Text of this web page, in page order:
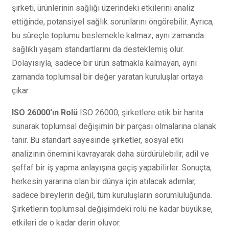
şirketi, ürünlerinin sağlığı üzerindeki etkilerini analiz
ettiğinde, potansiyel sağlık sorunlarını öngörebilir. Ayrıca,
bu süreçle toplumu beslemekle kalmaz, aynı zamanda
sağlıklı yaşam standartlarını da desteklemiş olur.
Dolayısıyla, sadece bir ürün satmakla kalmayan, aynı
zamanda toplumsal bir değer yaratan kuruluşlar ortaya
çıkar.
ISO 26000'ın Rolü ISO 26000, şirketlere etik bir harita
sunarak toplumsal değişimin bir parçası olmalarına olanak
tanır. Bu standart sayesinde şirketler, sosyal etki
analizinin önemini kavrayarak daha sürdürülebilir, adil ve
şeffaf bir iş yapma anlayışına geçiş yapabilirler. Sonuçta,
herkesin yararına olan bir dünya için atılacak adımlar,
sadece bireylerin değil, tüm kuruluşların sorumluluğunda.
Şirketlerin toplumsal değişimdeki rolü ne kadar büyükse,
etkileri de o kadar derin oluyor.